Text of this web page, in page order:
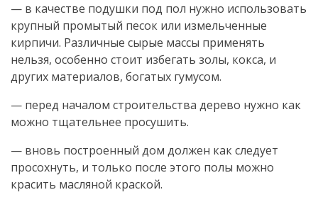
— в качестве подушки под пол нужно использовать
крупный промытый песок или измельченные
кирпичи. Различные сырые массы применять
нельзя, особенно стоит избегать золы, кокса, и
других материалов, богатых гумусом.
— перед началом строительства дерево нужно как
можно тщательнее просушить.
— вновь построенный дом должен как следует
просохнуть, и только после этого полы можно
красить масляной краской.